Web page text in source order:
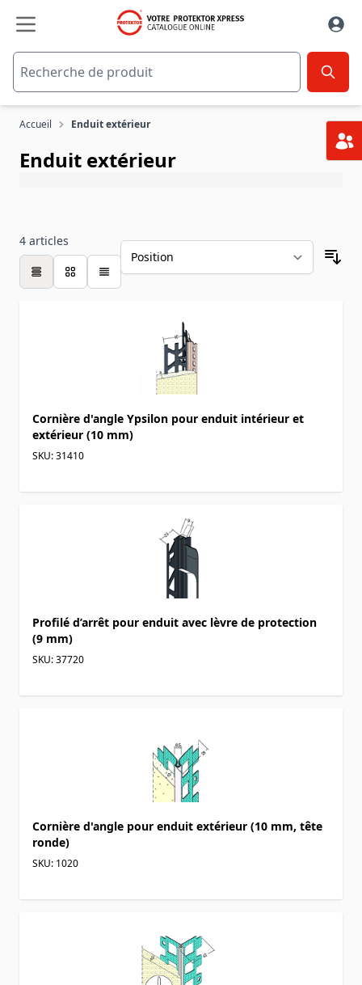
Accueil Enduit extérieur
Enduit extérieur
4 articles
table
Cornière d'angle Ypsilon pour enduit intérieur et
extérieur (10 mm)
SKU: 31410
Profilé d’arrêt pour enduit avec lèvre de protection
(9 mm)
SKU: 37720
Cornière d'angle pour enduit extérieur (10 mm, tête
ronde)
SKU: 1020